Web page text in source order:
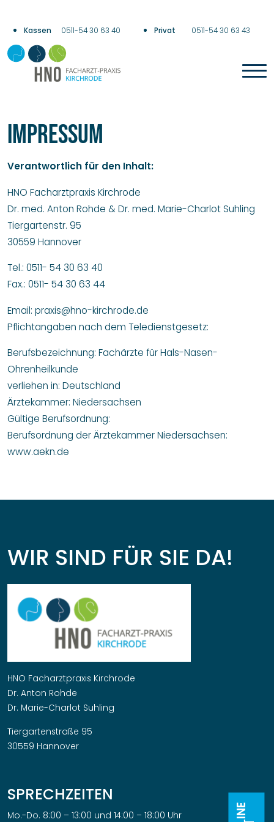
0511-54 30 63 40 0511-54 30 63 43
Impressum
Verantwortlich für den Inhalt:
HNO Facharztpraxis Kirchrode
Dr. med. Anton Rohde & Dr. med. Marie-Charlot Suhling
Tiergartenstr. 95
30559 Hannover
Tel.: 0511- 54 30 63 40
Fax.: 0511- 54 30 63 44
Email: praxis@hno-kirchrode.de
Pflichtangaben nach dem Teledienstgesetz:
Berufsbezeichnung: Fachärzte für Hals-Nasen-
Ohrenheilkunde
verliehen in: Deutschland
Ärztekammer: Niedersachsen
Gültige Berufsordnung:
Berufsordnung der Ärztekammer Niedersachsen:
www.aekn.de
WIR SIND FÜR SIE DA!
HNO Facharztpraxis Kirchrode
Dr. Anton Rohde
Dr. Marie-Charlot Suhling
Tiergartenstraße 95
30559 Hannover
SPRECHZEITEN
Mo.-Do. 8:00 – 13:00 und 14:00 – 18:00 Uhr